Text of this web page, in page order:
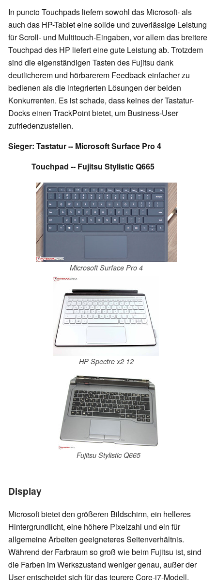
In puncto Touchpads liefern sowohl das Microsoft- als
auch das HP-Tablet eine solide und zuverlässige Leistung
für Scroll- und Multitouch-Eingaben, vor allem das breitere
Touchpad des HP liefert eine gute Leistung ab. Trotzdem
sind die eigenständigen Tasten des Fujitsu dank
deutlicherem und hörbarerem Feedback einfacher zu
bedienen als die integrierten Lösungen der beiden
Konkurrenten. Es ist schade, dass keines der Tastatur-
Docks einen TrackPoint bietet, um Business-User
zufriedenzustellen.
Sieger: Tastatur -- Microsoft Surface Pro 4
Touchpad -- Fujitsu Stylistic Q665
Microsoft Surface Pro 4
HP Spectre x2 12
Fujitsu Stylistic Q665
Display
Microsoft bietet den größeren Bildschirm, ein helleres
Hintergrundlicht, eine höhere Pixelzahl und ein für
allgemeine Arbeiten geeigneteres Seitenverhältnis.
Während der Farbraum so groß wie beim Fujitsu ist, sind
die Farben im Werkszustand weniger genau, außer der
User entscheidet sich für das teurere Core-i7-Modell.